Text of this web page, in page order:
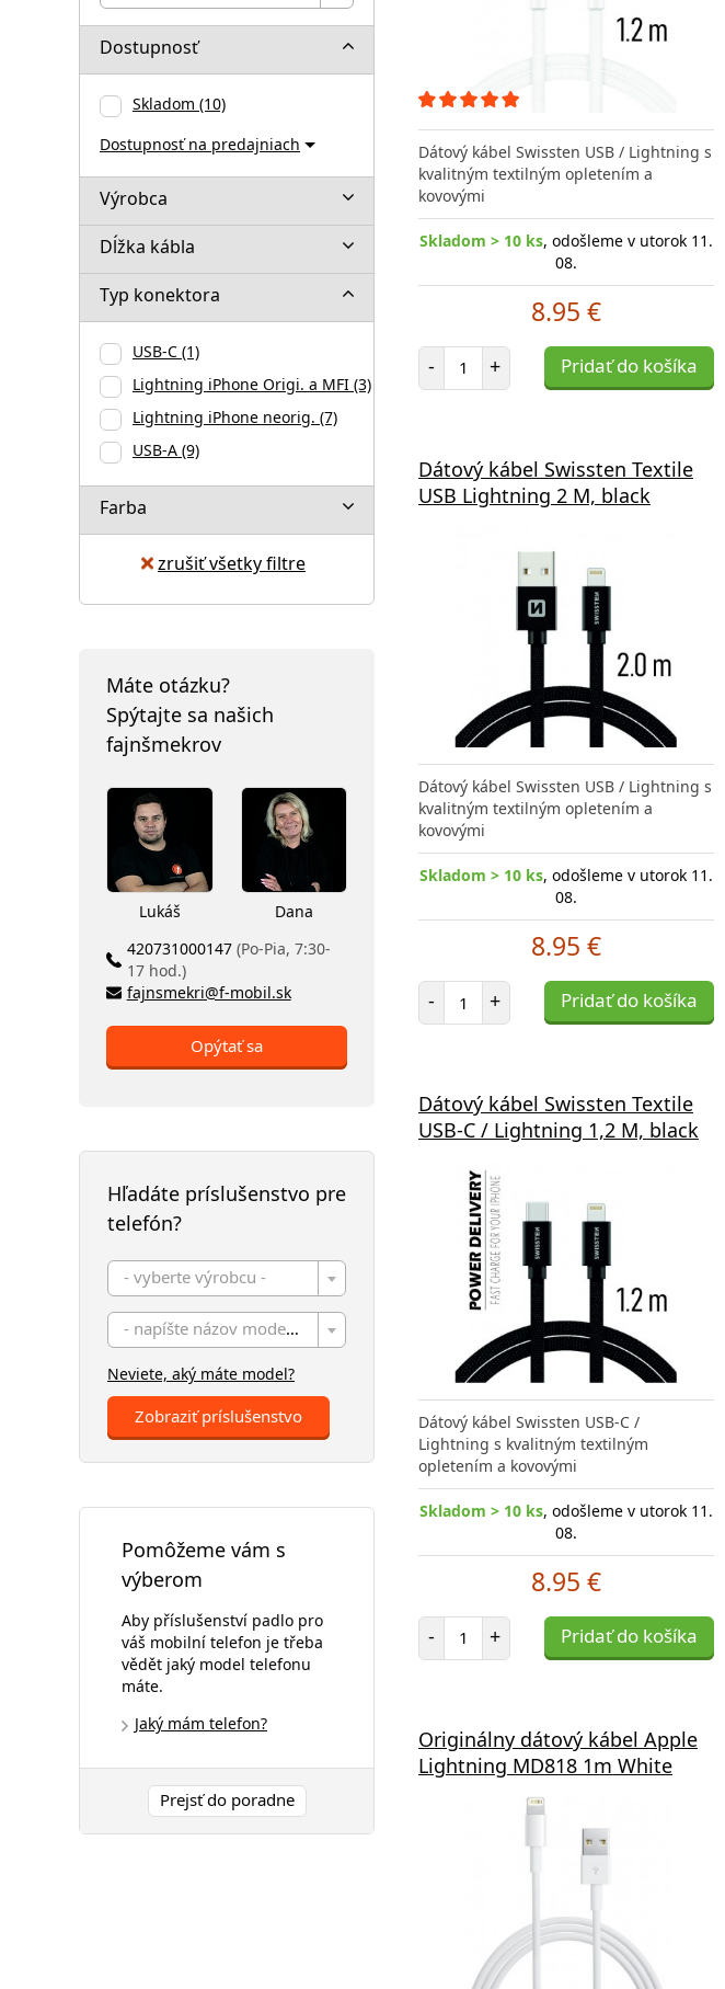
Dostupnosť
Skladom (10)
Dostupnosť na predajniach
Výrobca
Dĺžka kábla
Typ konektora
USB-C (1)
Lightning iPhone Origi. a MFI (3)
Lightning iPhone neorig. (7)
USB-A (9)
Farba
zrušiť všetky filtre
Máte otázku?
Spýtajte sa našich
fajnšmekrov
Lukáš
Dana
420731000147 (Po-Pia, 7:30-
17 hod.)
fajnsmekri@f-mobil.sk
Opýtať sa
Hľadáte príslušenstvo pre
telefón?
- vyberte výrobcu -
- napíšte názov modelu -
Neviete, aký máte model?
Zobraziť príslušenstvo
Pomôžeme vám s
výberom
Aby příslušenství padlo pro
váš mobilní telefon je třeba
vědět jaký model telefonu
máte.
Jaký mám telefon?
Prejsť do poradne
Dátový kábel Swissten USB / Lightning s
kvalitným textilným opletením a
kovovými
Skladom > 10 ks, odošleme v utorok 11.
08.
8.95 €
- Počet položiek
+ Pridať do košíka
Dátový kábel Swissten Textile
USB Lightning 2 M, black
Dátový kábel Swissten USB / Lightning s
kvalitným textilným opletením a
kovovými
Skladom > 10 ks, odošleme v utorok 11.
08.
8.95 €
- Počet položiek
+ Pridať do košíka
Dátový kábel Swissten Textile
USB-C / Lightning 1,2 M, black
Dátový kábel Swissten USB-C /
Lightning s kvalitným textilným
opletením a kovovými
Skladom > 10 ks, odošleme v utorok 11.
08.
8.95 €
- Počet položiek
+ Pridať do košíka
Originálny dátový kábel Apple
Lightning MD818 1m White